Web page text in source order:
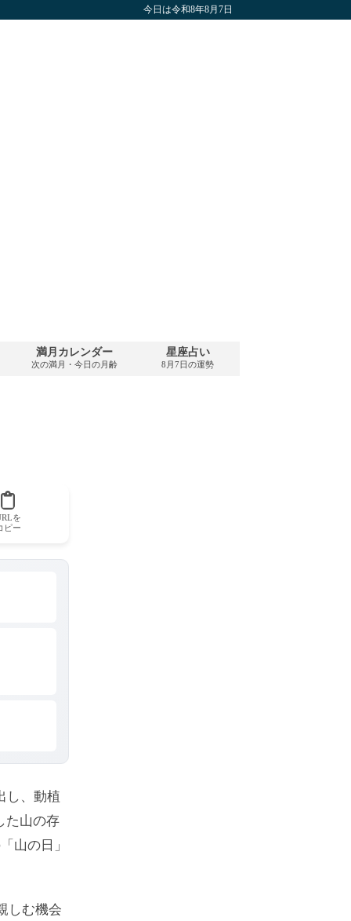
今日は令和8年8月7日
満月カレンダー
次の満月・今日の月齢
星座占い
8月7日の運勢
を
ピー
し、動植
た山の存
山の日」
しむ機会